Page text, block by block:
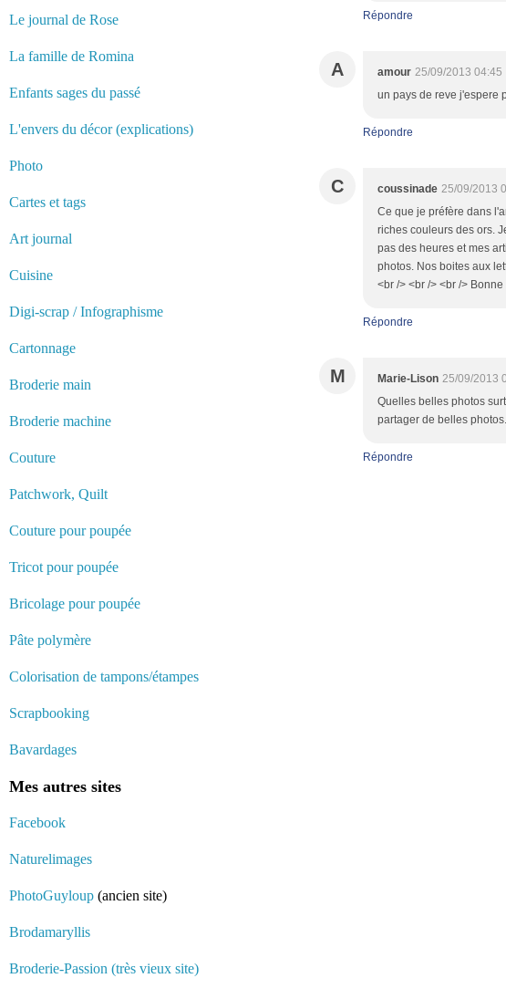
Le journal de Rose
La famille de Romina
Enfants sages du passé
L'envers du décor (explications)
Photo
Cartes et tags
Art journal
Cuisine
Digi-scrap / Infographisme
Cartonnage
Broderie main
Broderie machine
Couture
Patchwork, Quilt
Couture pour poupée
Tricot pour poupée
Bricolage pour poupée
Pâte polymère
Colorisation de tampons/étampes
Scrapbooking
Bavardages
Mes autres sites
Facebook
Naturelimages
PhotoGuyloup (ancien site)
Brodamaryllis
Broderie-Passion (très vieux site)
Répondre
A amour 25/09/2013 04:45
un pays de reve j'espere
Répondre
C coussinade 25/09/2013
Ce que je préfère dans
riches couleurs des ors.
pas des heures et mes
photos. Nos boites aux
<br /> <br /> <br />
Répondre
M Marie-Lison 25/09/2013
Quelles belles photos
partager de belles
Répondre